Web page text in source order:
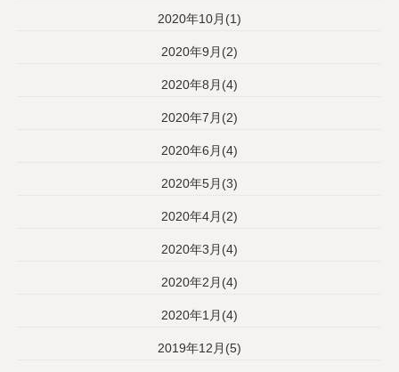
2020年10月(1)
2020年9月(2)
2020年8月(4)
2020年7月(2)
2020年6月(4)
2020年5月(3)
2020年4月(2)
2020年3月(4)
2020年2月(4)
2020年1月(4)
2019年12月(5)